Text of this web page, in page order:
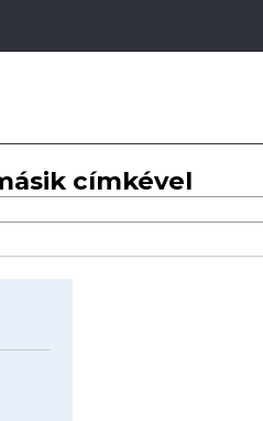
címkével